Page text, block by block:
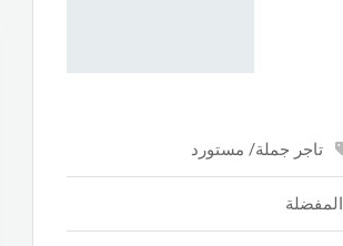
تاجر جملة/ مستورد
المفضلة